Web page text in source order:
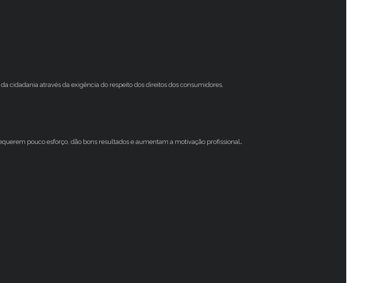
cidadania através da exigência do respeito dos direitos dos consumidores.
pouco esforço, dão bons resultados e aumentam a motivação profissional.